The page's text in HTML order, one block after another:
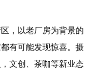
，以老厂房为背景的
有可能发现惊喜。摄
文创、茶咖等新业态